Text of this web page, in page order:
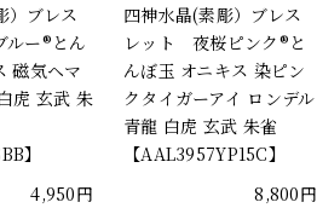
）ブレス
ルー®とん
磁気ヘマ
虎 玄武 朱
】
4,950円
四神水晶(素彫）ブレス
レット 夜桜ピンク®と
んぼ玉 オニキス 染ピン
クタイガーアイ ロンデル
青龍 白虎 玄武 朱雀
【AAL3957YP15C】
8,800円